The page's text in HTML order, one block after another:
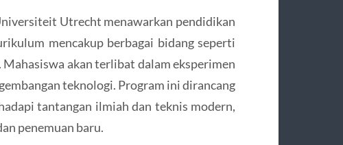
Utrecht menawarkan pendidikan
mencakup berbagai bidang seperti
Mahasiswa akan terlibat dalam eksperimen
teknologi. Program ini dirancang
tantangan ilmiah dan teknis modern,
penemuan baru.